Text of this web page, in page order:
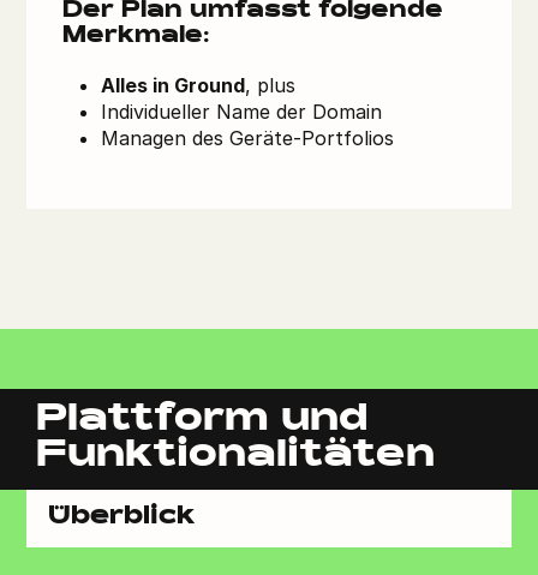
Der Plan umfasst folgende
Merkmale:
Alles in Ground, plus
Individueller Name der Domain
Managen des Geräte-Portfolios
Plattform und
Funktionalitäten
Überblick